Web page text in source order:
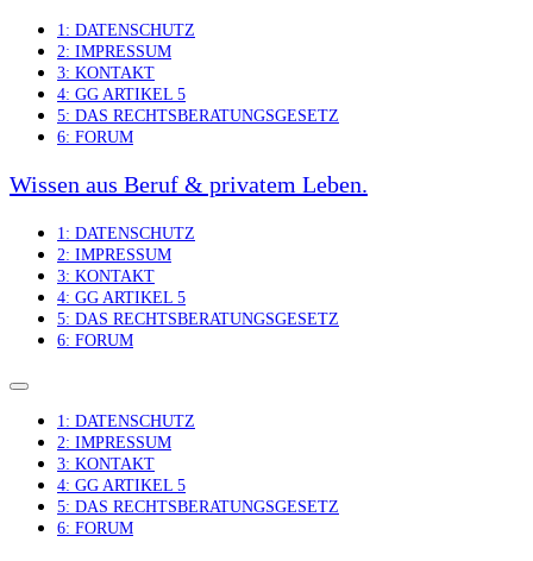
Skip
content
1: DATENSCHUTZ
2: IMPRESSUM
3: KONTAKT
4: GG ARTIKEL 5
5: DAS RECHTSBERATUNGSGESETZ
6: FORUM
Wissen aus Beruf & privatem Leben.
1: DATENSCHUTZ
2: IMPRESSUM
3: KONTAKT
4: GG ARTIKEL 5
5: DAS RECHTSBERATUNGSGESETZ
6: FORUM
1: DATENSCHUTZ
2: IMPRESSUM
3: KONTAKT
4: GG ARTIKEL 5
5: DAS RECHTSBERATUNGSGESETZ
6: FORUM